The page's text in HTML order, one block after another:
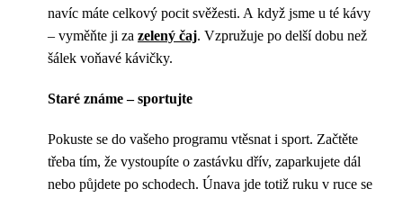
navíc máte celkový pocit svěžesti. A když jsme u té kávy
– vyměňte ji za zelený čaj. Vzpružuje po delší dobu než
šálek voňavé kávičky.
Staré známe – sportujte
Pokuste se do vašeho programu vtěsnat i sport. Začtěte
třeba tím, že vystoupíte o zastávku dřív, zaparkujete dál
nebo půjdete po schodech. Únava jde totiž ruku v ruce se